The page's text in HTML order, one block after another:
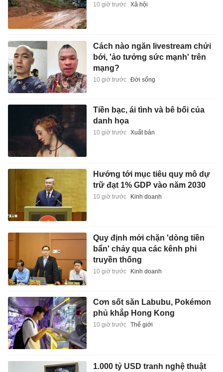
10 giờ trước Xã hội
Cách nào ngăn livestream chửi
bới, 'ảo tưởng sức mạnh' trên
mạng?
10 giờ trước Đời sống
Tiền bạc, ái tình và bê bối của
danh họa
10 giờ trước Xuất bản
Hướng tới mục tiêu quy mô dự
trữ đạt 1% GDP vào năm 2030
10 giờ trước Kinh doanh
Quy định mới chặn 'dòng tiền
bẩn' chảy qua các kênh phi
truyền thống
10 giờ trước Kinh doanh
Cơn sốt săn Labubu, Pokémon
phủ khắp Hong Kong
10 giờ trước Thế giới
1.000 tỷ USD tranh nghệ thuật